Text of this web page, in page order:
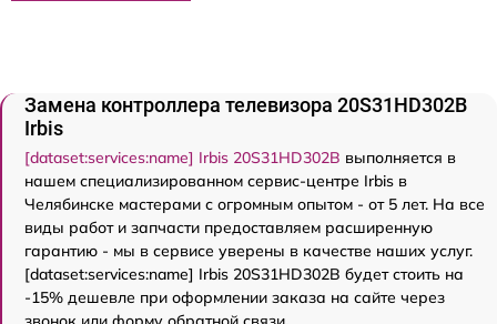
Замена контроллера телевизора 20S31HD302B
Irbis
[dataset:services:name] Irbis 20S31HD302B выполняется в
нашем специализированном сервис-центре Irbis в
Челябинске мастерами с огромным опытом - от 5 лет. На все
виды работ и запчасти предоставляем расширенную
гарантию - мы в сервисе уверены в качестве наших услуг.
[dataset:services:name] Irbis 20S31HD302B будет стоить на
-15% дешевле при оформлении заказа на сайте через